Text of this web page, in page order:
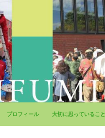
プロフィール 大切に思っていること